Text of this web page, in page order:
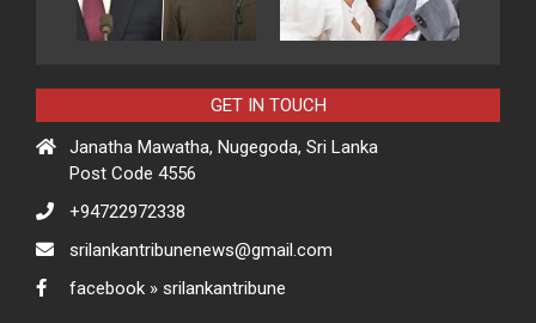
GET IN TOUCH
Janatha Mawatha, Nugegoda, Sri Lanka
Post Code 4556
+94722972338
srilankantribunenews@gmail.com
facebook » srilankantribune